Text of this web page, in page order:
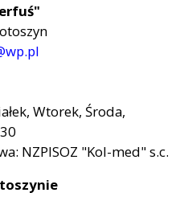
Wtorek, Środa,
NZPISOZ "Kol-med" s.c.